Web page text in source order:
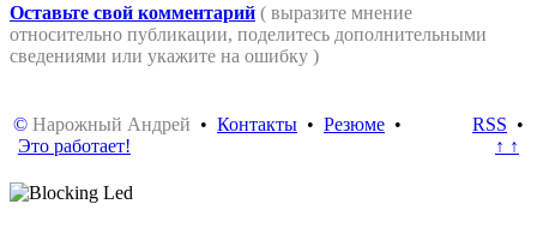
Оставьте свой комментарий ( выразите мнение
относительно публикации, поделитесь дополнительными
сведениями или укажите на ошибку )
© Нарожный Андрей • Контакты • Резюме •
Это работает!
RSS •
↑ ↑